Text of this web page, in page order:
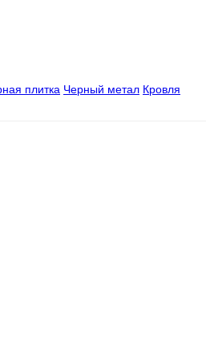
плитка Черный метал Кровля